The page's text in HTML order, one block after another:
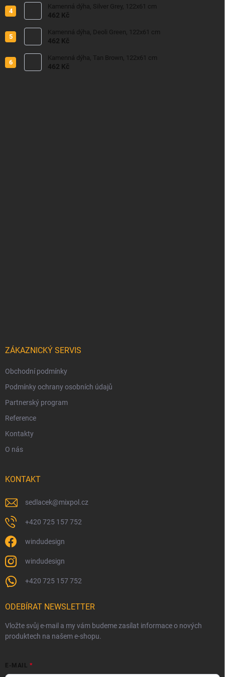
Kamenná dýha, Silver Grey, 122x61 cm
462 Kč
Kamenná dýha, Deoli Green, 122x61 cm
462 Kč
Kamenná dýha, Tan Brown, 122x61 cm
462 Kč
ZÁKAZNICKÝ SERVIS
Obchodní podmínky
Podmínky ochrany osobních údajů
Partnerský program
Reference
Kontakty
O nás
KONTAKT
sedlacek@mixpol.cz
+420 725 157 752
windudesign
windudesign
+420 725 157 752
ODEBÍRAT NEWSLETTER
Vložte svůj e-mail a my vám budeme zasílat informace o nových
produktech na našem e-shopu.
E-MAIL